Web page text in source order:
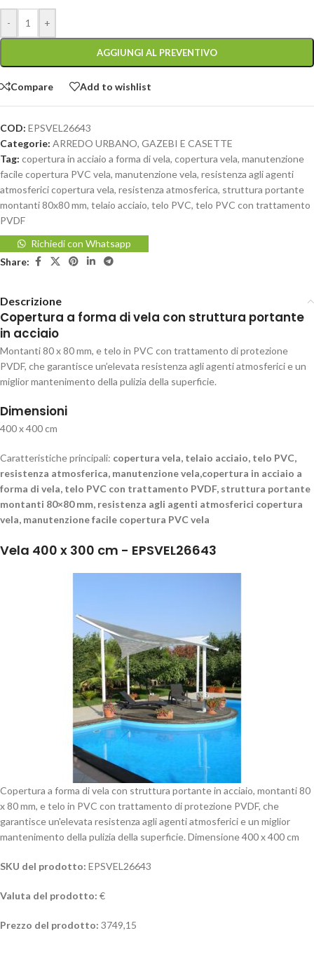
- +
AGGIUNGI AL PREVENTIVO
Compare Add to wishlist
COD: EPSVEL26643
Categorie: ARREDO URBANO, GAZEBI E CASETTE
Tag: copertura in acciaio a forma di vela, copertura vela, manutenzione
facile copertura PVC vela, manutenzione vela, resistenza agli agenti
atmosferici copertura vela, resistenza atmosferica, struttura portante
montanti 80x80 mm, telaio acciaio, telo PVC, telo PVC con trattamento
PVDF
Richiedi con Whatsapp
Share:
Descrizione
Copertura a forma di vela con struttura portante
in acciaio
Montanti 80 x 80 mm, e telo in PVC con trattamento di protezione
PVDF, che garantisce un’elevata resistenza agli agenti atmosferici e un
miglior mantenimento della pulizia della superficie.
Dimensioni
400 x 400 cm
Caratteristiche principali: copertura vela, telaio acciaio, telo PVC,
resistenza atmosferica, manutenzione vela,copertura in acciaio a
forma di vela, telo PVC con trattamento PVDF, struttura portante
montanti 80×80 mm, resistenza agli agenti atmosferici copertura
vela, manutenzione facile copertura PVC vela
Vela 400 x 300 cm - EPSVEL26643
Copertura a forma di vela con struttura portante in acciaio, montanti 80
x 80 mm, e telo in PVC con trattamento di protezione PVDF, che
garantisce un'elevata resistenza agli agenti atmosferici e un miglior
mantenimento della pulizia della superficie. Dimensione 400 x 400 cm
SKU del prodotto: EPSVEL26643
Valuta del prodotto: €
Prezzo del prodotto: 3749,15